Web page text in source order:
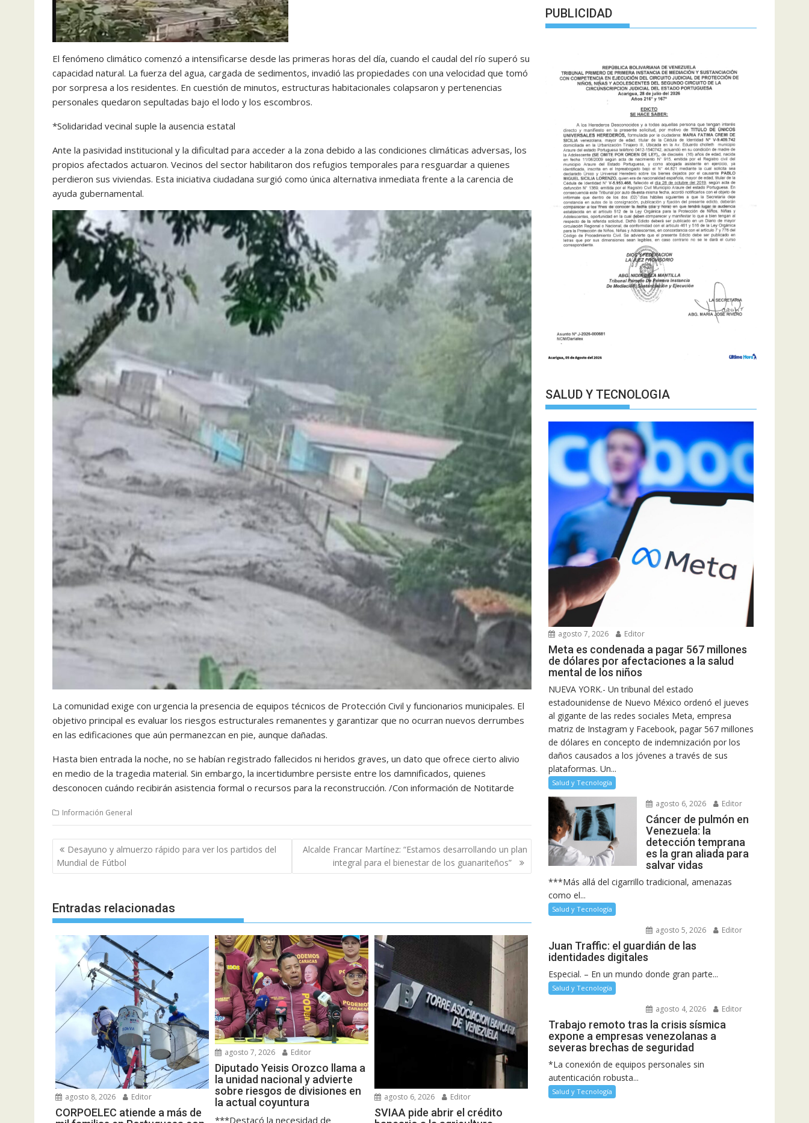
El fenómeno climático comenzó a intensificarse desde las primeras horas del día, cuando el caudal del río superó su
capacidad natural. La fuerza del agua, cargada de sedimentos, invadió las propiedades con una velocidad que tomó
por sorpresa a los residentes. En cuestión de minutos, estructuras habitacionales colapsaron y pertenencias
personales quedaron sepultadas bajo el lodo y los escombros.
*Solidaridad vecinal suple la ausencia estatal
Ante la pasividad institucional y la dificultad para acceder a la zona debido a las condiciones climáticas adversas, los
propios afectados actuaron. Vecinos del sector habilitaron dos refugios temporales para resguardar a quienes
perdieron sus viviendas. Esta iniciativa ciudadana surgió como única alternativa inmediata frente a la carencia de
ayuda gubernamental.
La comunidad exige con urgencia la presencia de equipos técnicos de Protección Civil y funcionarios municipales. El
objetivo principal es evaluar los riesgos estructurales remanentes y garantizar que no ocurran nuevos derrumbes
en las edificaciones que aún permanezcan en pie, aunque dañadas.
Hasta bien entrada la noche, no se habían registrado fallecidos ni heridos graves, un dato que ofrece cierto alivio
en medio de la tragedia material. Sin embargo, la incertidumbre persiste entre los damnificados, quienes
desconocen cuándo recibirán asistencia formal o recursos para la reconstrucción. /Con información de Notitarde
Información General
Navegación
de
entradas
Desayuno y almuerzo rápido para ver los partidos del
Mundial de Fútbol
Alcalde Francar Martínez: “Estamos desarrollando un plan
integral para el bienestar de los guanariteños”
Entradas relacionadas
agosto 8, 2026 Editor
CORPOELEC atiende a más de
agosto 7, 2026 Editor
Diputado Yeisis Orozco llama a
la unidad nacional y advierte
sobre riesgos de divisiones en
la actual coyuntura
***Destacó la necesidad de
agosto 6, 2026 Editor
SVIAA pide abrir el crédito
PUBLICIDAD
SALUD Y TECNOLOGIA
agosto 7, 2026 Editor
Meta es condenada a pagar 567 millones
de dólares por afectaciones a la salud
mental de los niños
NUEVA YORK.- Un tribunal del estado
estadounidense de Nuevo México ordenó el jueves
al gigante de las redes sociales Meta, empresa
matriz de Instagram y Facebook, pagar 567 millones
de dólares en concepto de indemnización por los
daños causados a los jóvenes a través de sus
plataformas. Un...
Salud y Tecnología
agosto 6, 2026 Editor
Cáncer de pulmón en
Venezuela: la
detección temprana
es la gran aliada para
salvar vidas
***Más allá del cigarrillo tradicional, amenazas
como el...
Salud y Tecnología
agosto 5, 2026 Editor
Juan Traffic: el guardián de las
identidades digitales
Especial. – En un mundo donde gran parte...
Salud y Tecnología
agosto 4, 2026 Editor
Trabajo remoto tras la crisis sísmica
expone a empresas venezolanas a
severas brechas de seguridad
*La conexión de equipos personales sin
autenticación robusta...
Salud y Tecnología